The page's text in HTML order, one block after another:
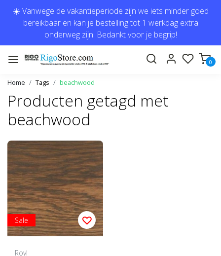
☀️ Vanwege de vakantieperiode zijn we iets minder goed
bereikbaar en kan je bestelling tot 1 werkdag extra
onderweg zijn. Bedankt voor je begrip!
0
Home Tags beachwood
Producten getagd met
beachwood
Sale
Royl